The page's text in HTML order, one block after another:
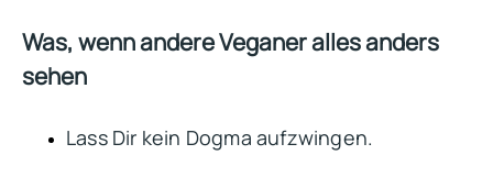
Was, wenn andere Veganer alles anders
sehen
Lass Dir kein Dogma aufzwingen.